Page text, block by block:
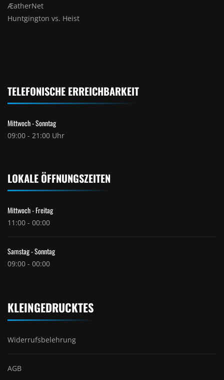
ÆatherNet
Huntgington vs. Heist
TELEFONISCHE ERREICHBARKEIT
Mittwoch - Sonntag
09:00 - 21:00 Uhr
LOKALE ÖFFNUNGSZEITEN
Mittwoch - Freitag
11:00 - 00:00
Samstag - Sonntag
09:00 - 00:00
KLEINGEDRUCKTES
Widerrufsbelehrung
AGB